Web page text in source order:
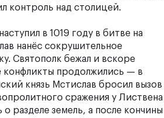
контроль над столицей.
в 1019 году в битве на
нанёс сокрушительное
Святополк бежал и вскоре
конфликты продолжились — в
князь Мстислав бросил вызов
сражения у Листвена
разделе земель, а после кончины